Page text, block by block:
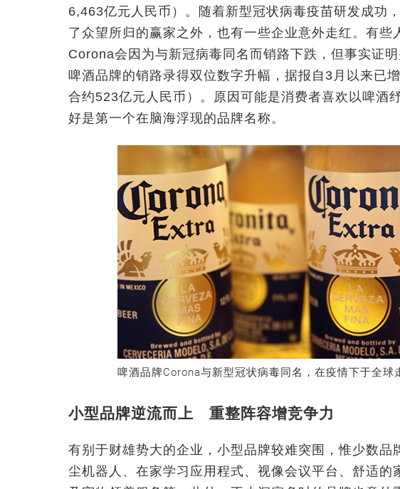
6,463亿元人民币）。随着新型冠状病毒疫苗研发成功
了众望所归的赢家之外，也有一些企业意外走红。有些
Corona会因为与新冠病毒同名而销路下跌，但事实证
啤酒品牌的销路录得双位数字升幅，据报自3月以来已
合约523亿元人民币）。原因可能是消费者喜欢以啤酒
好是第一个在脑海浮现的品牌名称。
啤酒品牌Corona与新型冠状病毒同名，在疫情下于全球
小型品牌逆流而上 重整阵容增竞争力
有别于财雄势大的企业，小型品牌较难突围，惟少数品
尘机器人、在家学习应用程式、视像会议平台、舒适的